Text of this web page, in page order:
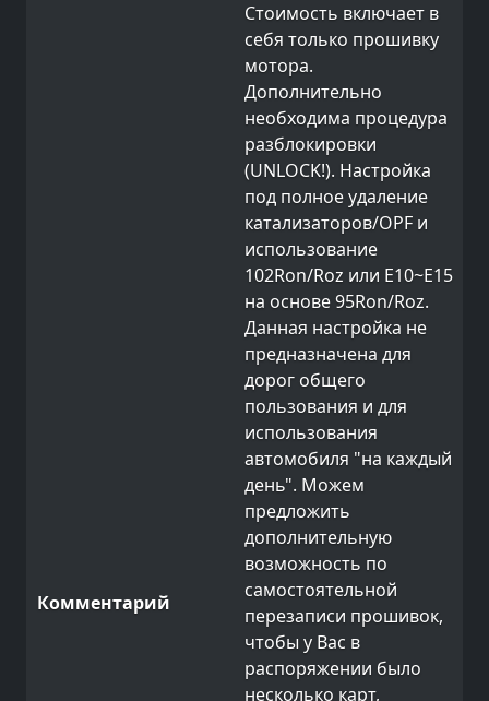
Стоимость включает в
себя только прошивку
мотора.
Дополнительно
необходима процедура
разблокировки
(UNLOCK!). Настройка
под полное удаление
катализаторов/OPF и
использование
102Ron/Roz или E10~E15
на основе 95Ron/Roz.
Данная настройка не
предназначена для
дорог общего
пользования и для
использования
автомобиля "на каждый
день". Можем
предложить
дополнительную
возможность по
самостоятельной
перезаписи прошивок,
чтобы у Вас в
распоряжении было
несколько карт,